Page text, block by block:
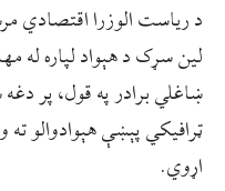
د ریاست الوزرا اقتصادي
لین سړک د هېواد لپاره له
ښاغلي برادر په قول، پر
ټرافیکي پېښې هېوادوالو
اړوي.